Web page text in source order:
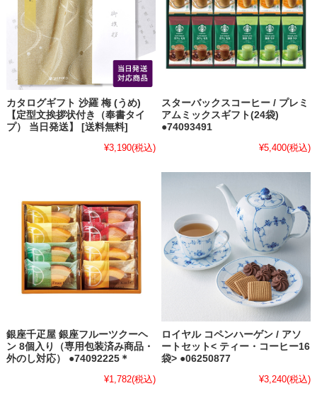
カタログギフト 沙羅 梅 (うめ)
【定型文挨拶状付き（奉書タイ
プ） 当日発送】 [送料無料]
¥3,190(税込)
スターバックスコーヒー / プレミ
アムミックスギフト(24袋)
●74093491
¥5,400(税込)
銀座千疋屋 銀座フルーツクーヘ
ン 8個入り（専用包装済み商品・
外のし対応） ●74092225＊
¥1,782(税込)
ロイヤル コペンハーゲン / アソ
ートセット< ティー・コーヒー16
袋> ●06250877
¥3,240(税込)